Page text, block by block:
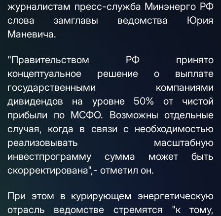
журналистам пресс-служба Минэнерго РФ
слова замглавы ведомства Юрия
Маневича.
"Правительством РФ принято
концептуальное решение о выплате
государственными компаниями
дивидендов на уровне 50% от чистой
прибыли по МСФО. Возможны отдельные
случая, когда в связи с необходимостью
реализовывать масштабную
инвестпрограмму сумма может быть
скорректирована",- отметил он.
При этом в курирующем энергетическую
отрасль ведомстве стремятся "к тому,